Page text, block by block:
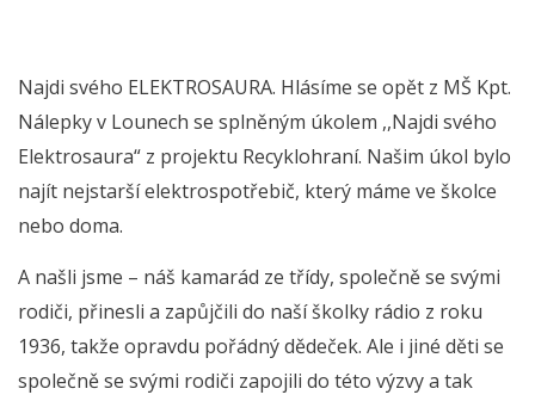
Najdi svého ELEKTROSAURA. Hlásíme se opět z MŠ Kpt.
Nálepky v Lounech se splněným úkolem ,,Najdi svého
Elektrosaura“ z projektu Recyklohraní. Našim úkol bylo
najít nejstarší elektrospotřebič, který máme ve školce
nebo doma.
A našli jsme – náš kamarád ze třídy, společně se svými
rodiči, přinesli a zapůjčili do naší školky rádio z roku
1936, takže opravdu pořádný dědeček. Ale i jiné děti se
společně se svými rodiči zapojili do této výzvy a tak